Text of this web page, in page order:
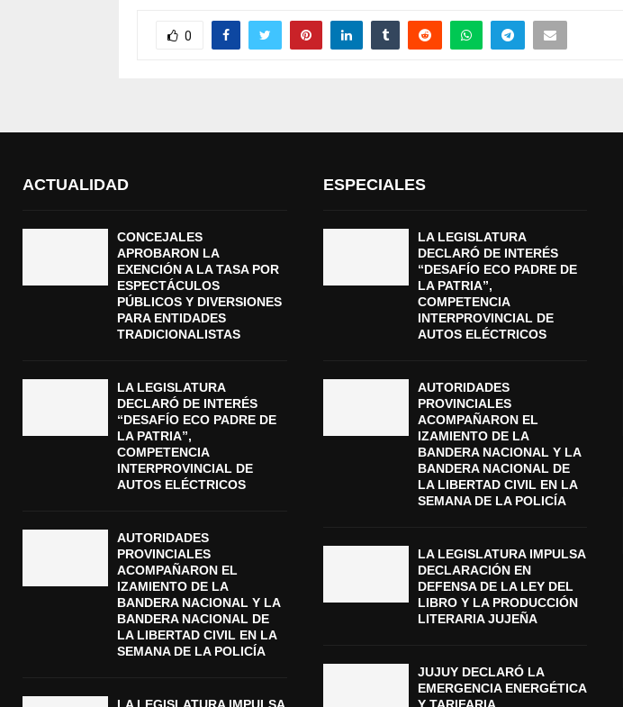
0
ACTUALIDAD
CONCEJALES
APROBARON LA
EXENCIÓN A LA TASA POR
ESPECTÁCULOS
PÚBLICOS Y DIVERSIONES
PARA ENTIDADES
TRADICIONALISTAS
LA LEGISLATURA
DECLARÓ DE INTERÉS
“DESAFÍO ECO PADRE DE
LA PATRIA”,
COMPETENCIA
INTERPROVINCIAL DE
AUTOS ELÉCTRICOS
AUTORIDADES
PROVINCIALES
ACOMPAÑARON EL
IZAMIENTO DE LA
BANDERA NACIONAL Y LA
BANDERA NACIONAL DE
LA LIBERTAD CIVIL EN LA
SEMANA DE LA POLICÍA
LA LEGISLATURA IMPULSA
ESPECIALES
LA LEGISLATURA
DECLARÓ DE INTERÉS
“DESAFÍO ECO PADRE DE
LA PATRIA”,
COMPETENCIA
INTERPROVINCIAL DE
AUTOS ELÉCTRICOS
AUTORIDADES
PROVINCIALES
ACOMPAÑARON EL
IZAMIENTO DE LA
BANDERA NACIONAL Y LA
BANDERA NACIONAL DE
LA LIBERTAD CIVIL EN LA
SEMANA DE LA POLICÍA
LA LEGISLATURA IMPULSA
DECLARACIÓN EN
DEFENSA DE LA LEY DEL
LIBRO Y LA PRODUCCIÓN
LITERARIA JUJEÑA
JUJUY DECLARÓ LA
EMERGENCIA ENERGÉTICA
Y TARIFARIA